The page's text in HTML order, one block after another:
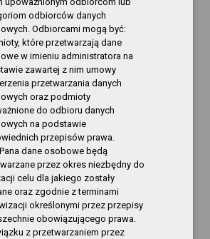
odbiorców danych
Odbiorcami mogą być:
które przetwarzają dane
w imieniu administratora na
zawartej z nim umowy
przetwarzania danych
oraz podmioty
do odbioru danych
na podstawie
przepisów prawa.
dane osobowe będą
przez okres niezbędny do
celu dla jakiego zostały
oraz zgodnie z terminami
określonymi przez przepisy
obowiązującego prawa.
z przetwarzaniem przez